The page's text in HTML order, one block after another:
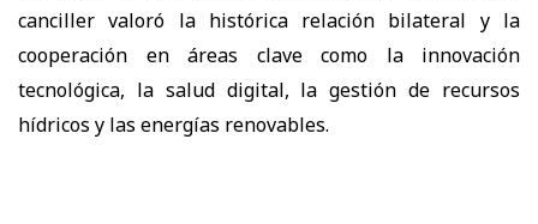
canciller valoró la histórica relación bilateral y la
cooperación en áreas clave como la innovación
tecnológica, la salud digital, la gestión de recursos
hídricos y las energías renovables.